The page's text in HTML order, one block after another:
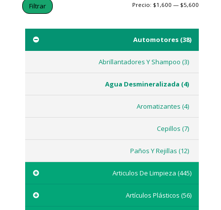
Filtrar Precio: $1,600 — $5,600
Automotores (38)
Abrillantadores Y Shampoo(3)
Agua Desmineralizada (4)
Aromatizantes(4)
Cepillos(7)
Paños Y Rejillas(12)
Articulos De Limpieza(445)
Artículos Plásticos(56)